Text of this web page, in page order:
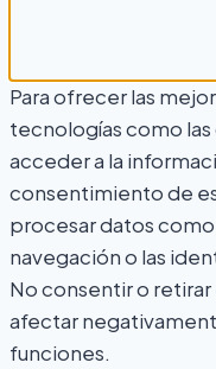
Para ofrecer las
tecnologías como
acceder a la
consentimiento de
procesar datos
navegación o las
No consentir o
afectar
funciones.